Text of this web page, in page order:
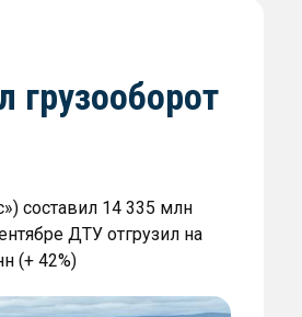
грузооборот
составил 14 335 млн
ДТУ отгрузил на
(+ 42%)